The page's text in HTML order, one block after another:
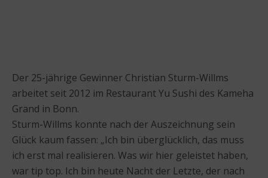
Der 25-jährige Gewinner Christian Sturm-Willms
arbeitet seit 2012 im Restaurant Yu Sushi des Kameha
Grand in Bonn.
Sturm-Willms konnte nach der Auszeichnung sein
Glück kaum fassen: „Ich bin überglücklich, das muss
ich erst mal realisieren. Was wir hier geleistet haben,
war tip top. Ich bin heute Nacht der Letzte, der nach